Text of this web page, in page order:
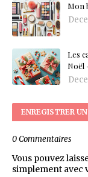
Mon
Les
Noël
ENREGISTRER
0 Commentaires
Vous pouvez
simplement avec